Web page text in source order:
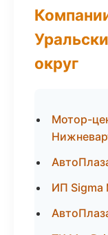
округ
Мотор-
ИП Sigma